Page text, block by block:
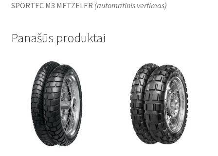
SPORTEC M3 METZELER (automatinis vertimas)
Panašūs produktai